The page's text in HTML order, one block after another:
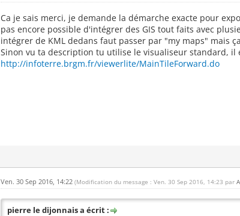
Ca je sais merci, je demande la démarche exacte pour
pas encore possible d'intégrer des GIS tout faits avec
intégrer de KML dedans faut passer par "my maps" mais
Sinon vu ta description tu utilise le visualiseur standard,
http://infoterre.brgm.fr/viewerlite/MainTileForward.do
Ven. 30 Sep 2016, 14:22 (Modification du message : Ven. 30 Sep 2016, 14:23 par
pierre le dijonnais a écrit :